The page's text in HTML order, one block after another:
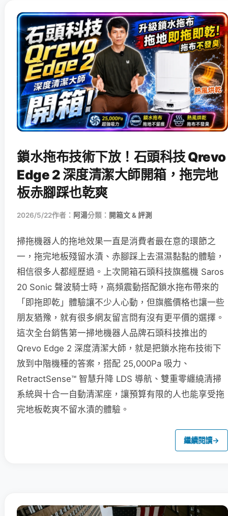
鎖水拖布技術下放！石頭科技 Qrevo
Edge 2 深度清潔大師開箱，拖完地
板赤腳踩也乾爽
2026/5/22作者： 阿湯分類： 開箱文 & 評測
掃拖機器人的拖地效果一直是消費者最在意的環節之
一，拖完地板殘留水漬、赤腳踩上去濕濕黏黏的體驗，
相信很多人都經歷過。上次開箱石頭科技旗艦機 Saros
20 Sonic 聲波騎士時，高頻震動搭配鎖水拖布帶來的
「即拖即乾」體驗讓不少人心動，但旗艦價格也讓一些
朋友猶豫，就有很多網友留言問有沒有更平價的選擇。
這次全台銷售第一掃地機器人品牌石頭科技推出的
Qrevo Edge 2 深度清潔大師，就是把鎖水拖布技術下
放到中階機種的答案，搭配 25,000Pa 吸力、
RetractSense™ 智慧升降 LDS 導航、雙重零纏繞清掃
系統與十合一自動清潔座，讓預算有限的人也能享受拖
完地板乾爽不留水漬的體驗。
繼續閱讀→